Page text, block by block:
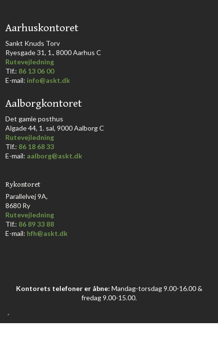
​Aarhuskontoret
​Sankt Knuds Torv
Ryesgade 31, 1., 8000 Aarhus C​​​
Rutevejledning
​Tlf.: 86 13 06 00
E-mail: info@askt.dk
Aalborgkontoret
​Det gamle posthus
Algade 44, 1. sal, 9000 Aalborg C​
Rutevejledning
Tlf.: 86 18 68 33​
E-mail: aalborg@askt.dk​
Rykontoret
Parallelvej 9A,
8680 Ry
Rutevejledning
Tlf.: 86 89 33 88
E-mail: hfh@askt.dk
Kontorets telefoner er åbne: Mandag-torsdag 9.00-16.00 &
fredag 9.00-15.00.